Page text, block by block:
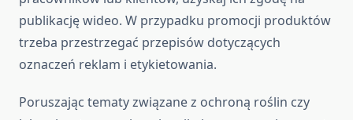
publikację wideo. W przypadku promocji produktów
trzeba przestrzegać przepisów dotyczących
oznaczeń reklam i etykietowania.
Poruszając tematy związane z ochroną roślin czy